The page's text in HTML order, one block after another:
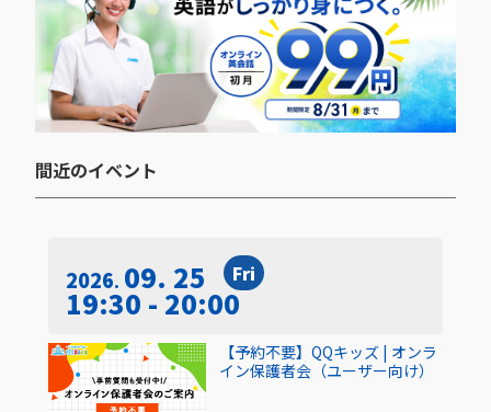
間近のイベント​
2026 09. 25 Fri
19:30 - 20:00
【予約不要】QQキッズ | オンラ
イン保護者会（ユーザー向け）